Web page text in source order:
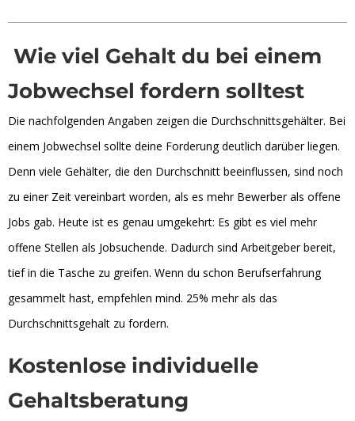
Wie viel Gehalt du bei einem
Jobwechsel fordern solltest
Die nachfolgenden Angaben zeigen die Durchschnittsgehälter. Bei
einem Jobwechsel sollte deine Forderung deutlich darüber liegen.
Denn viele Gehälter, die den Durchschnitt beeinflussen, sind noch
zu einer Zeit vereinbart worden, als es mehr Bewerber als offene
Jobs gab. Heute ist es genau umgekehrt: Es gibt es viel mehr
offene Stellen als Jobsuchende. Dadurch sind Arbeitgeber bereit,
tief in die Tasche zu greifen. Wenn du schon Berufserfahrung
gesammelt hast, empfehlen mind. 25% mehr als das
Durchschnittsgehalt zu fordern.
Kostenlose individuelle
Gehaltsberatung